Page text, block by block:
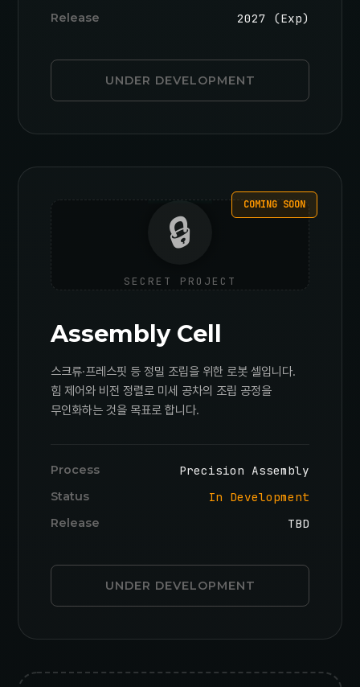
Release 2027 (Exp)
UNDER DEVELOPMENT
COMING SOON
🔒
SECRET PROJECT
Assembly Cell
스크류·프레스핏 등 정밀 조립을 위한 로봇 셀입니다.
힘 제어와 비전 정렬로 미세 공차의 조립 공정을
무인화하는 것을 목표로 합니다.
Process Precision Assembly
Status In Development
Release TBD
UNDER DEVELOPMENT